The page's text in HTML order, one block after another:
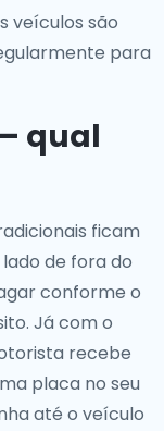
veículos são
para
qual
ficam
de fora do
conforme o
Já com o
recebe
placa no seu
até o veículo